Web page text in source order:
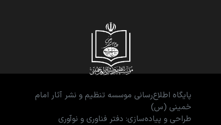
پایگاه اطلاع‌رسانی موسسه تنظیم و نشر آثار امام
خمینی (س)
طراحی و پیاده‌سازی: دفتر فناوری و نوآوری